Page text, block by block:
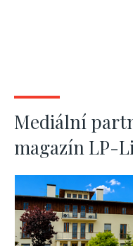
Mediální
magazín LP-